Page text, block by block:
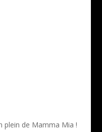
plein de Mamma Mia !